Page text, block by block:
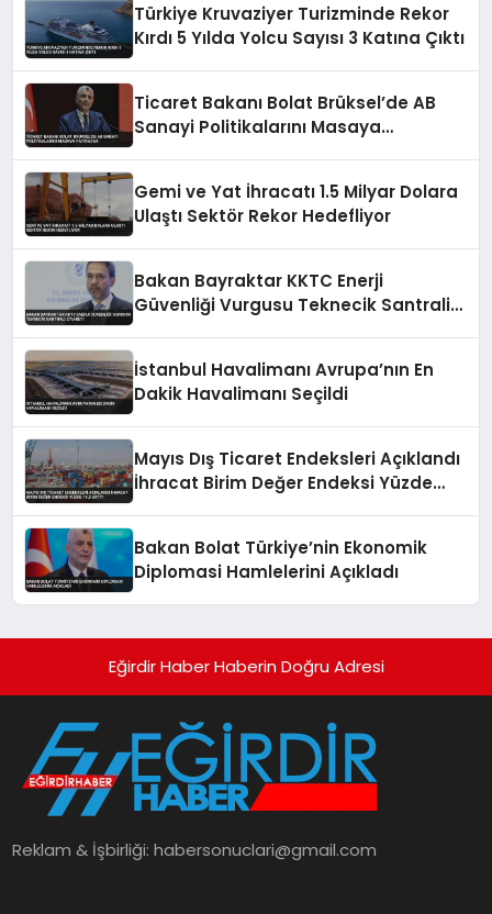
Türkiye Kruvaziyer Turizminde Rekor
Kırdı 5 Yılda Yolcu Sayısı 3 Katına Çıktı
Ticaret Bakanı Bolat Brüksel’de AB
Sanayi Politikalarını Masaya
Gemi ve Yat İhracatı 1.5 Milyar Dolara
Ulaştı Sektör Rekor Hedefliyor
Bakan Bayraktar KKTC Enerji
Güvenliği Vurgusu Teknecik Santrali
İstanbul Havalimanı Avrupa’nın En
Dakik Havalimanı Seçildi
Mayıs Dış Ticaret Endeksleri Açıklandı
İhracat Birim Değer Endeksi Yüzde
Bakan Bolat Türkiye’nin Ekonomik
Diplomasi Hamlelerini Açıkladı
Eğirdir Haber Haberin Doğru Adresi
Reklam & İşbirliği:habersonuclari@gmail.com